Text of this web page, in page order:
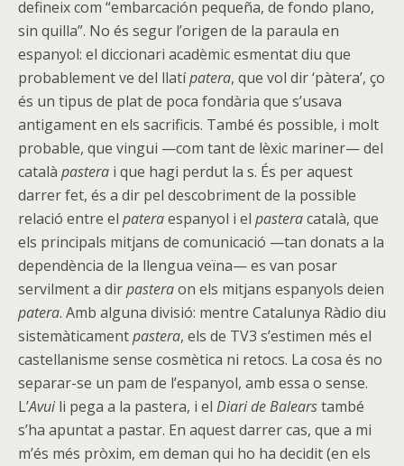
defineix com “embarcación pequeña, de fondo plano,
sin quilla”. No és segur l’origen de la paraula en
espanyol: el diccionari acadèmic esmentat diu que
probablement ve del llatípatera, que vol dir ‘pàtera’, ço
és un tipus de plat de poca fondària que s’usava
antigament en els sacrificis. També és possible, i molt
probable, que vingui —com tant de lèxic mariner— del
català pastera i que hagi perdut la s. És per aquest
darrer fet, és a dir pel descobriment de la possible
relació entre el pateraespanyol i el pasteracatalà, que
els principals mitjans de comunicació —tan donats a la
dependència de la llengua veïna— es van posar
servilment a dirpasteraon els mitjans espanyols deien
patera. Amb alguna divisió: mentre Catalunya Ràdio diu
sistemàticamentpastera, els de TV3 s’estimen més el
castellanisme sense cosmètica ni retocs. La cosa és no
separar-se un pam de l’espanyol, amb essa o sense.
L’Avuili pega a la pastera, i el Diari de Balearstambé
s’ha apuntat a pastar. En aquest darrer cas, que a mi
m’és més pròxim, em deman qui ho ha decidit (en els